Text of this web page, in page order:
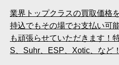
業界トップクラスの買取価格
持込でもその場でお支払い可
も頑張らせていただきます！
S、Suhr、ESP、Xotic、な